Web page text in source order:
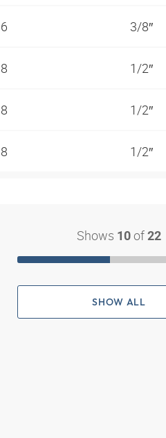
6 3/8″
8 1/2″
8 1/2″
8 1/2″
Shows 10 of 22
SHOW ALL